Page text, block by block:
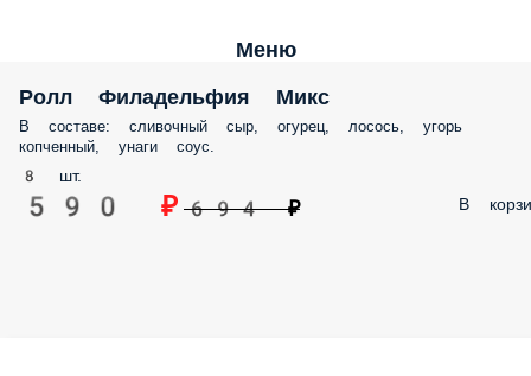
Меню
Ролл Филадельфия Микс
В составе: сливочный сыр, огурец, лосось, угорь
копченный, унаги соус.
8 шт.
590 ₽ 694 ₽ В